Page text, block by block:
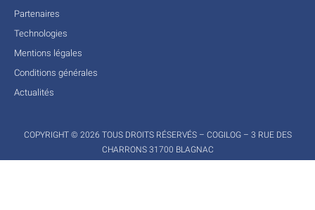
Partenaires
Technologies
Mentions légales
Conditions générales
Actualités
COPYRIGHT © 2026 TOUS DROITS RÉSERVÉS – COGILOG – 3 RUE DES
CHARRONS 31700 BLAGNAC